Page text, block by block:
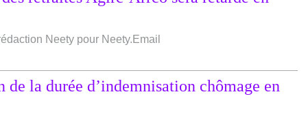
Neety pour Neety.Email
la durée d’indemnisation chômage en